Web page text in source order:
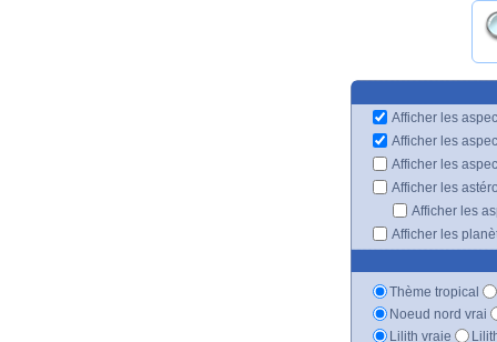
Afficher les
Afficher les
Afficher les
Afficher les
Afficher les
Afficher les
Thème tropical
Noeud nord vrai
Lilith vraie